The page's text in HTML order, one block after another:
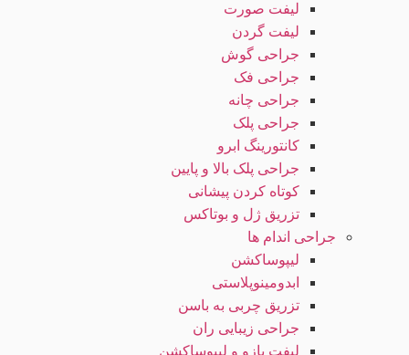
لیفت صورت
لیفت گردن
جراحی گوش
جراحی فک
جراحی چانه
جراحی پلک
کانتورینگ ابرو
جراحی پلک بالا و پایین
کوتاه کردن پیشانی
تزریق ژل و بوتاکس
جراحی اندام ها
لیپوساکشن
ابدومینوپلاستی
تزریق چربی به باسن
جراحی زیبایی ران
لیفت بازو و لیپوساکشن